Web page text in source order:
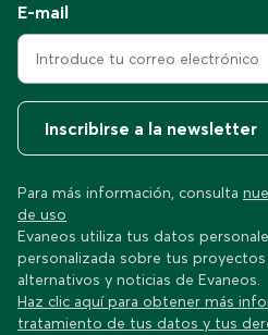
E-mail
Inscribirse a la newsletter
Para más información, consulta
de uso
Evaneos utiliza tus datos
personalizada sobre tus
alternativos y noticias de Evaneos.
Haz clic aquí para obtener más
tratamiento de tus datos y tus